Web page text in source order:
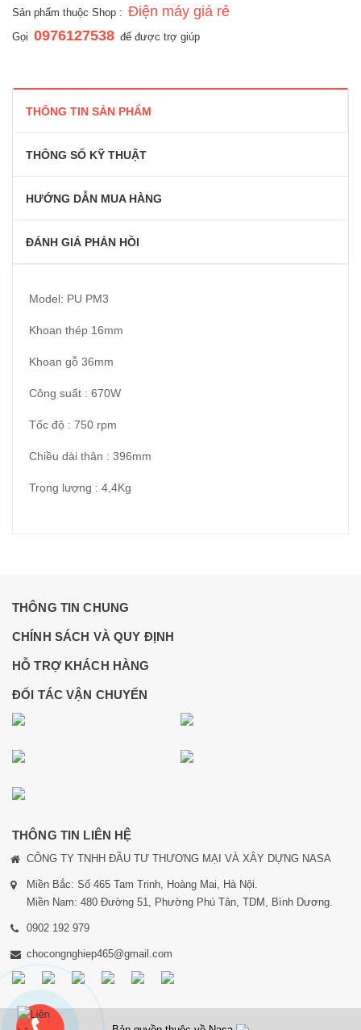
Sản phẩm thuộc Shop : Điện máy giá rẻ
Gọi 0976127538 để được trợ giúp
THÔNG TIN SẢN PHẨM
THÔNG SỐ KỸ THUẬT
HƯỚNG DẪN MUA HÀNG
ĐÁNH GIÁ PHẢN HỒI
Model: PU PM3
Khoan thép 16mm
Khoan gỗ 36mm
Công suất : 670W
Tốc độ : 750 rpm
Chiều dài thân : 396mm
Trọng lượng : 4,4Kg
THÔNG TIN CHUNG
CHÍNH SÁCH VÀ QUY ĐỊNH
HỖ TRỢ KHÁCH HÀNG
ĐỐI TÁC VẬN CHUYỂN
THÔNG TIN LIÊN HỆ
CÔNG TY TNHH ĐẦU TƯ THƯƠNG MẠI VÀ XÂY DỰNG NASA
Miền Bắc: Số 465 Tam Trinh, Hoàng Mai, Hà Nội.
Miền Nam: 480 Đường 51, Phường Phú Tân, TDM, Bình Dương.
0902 192 979
chocongnghiep465@gmail.com